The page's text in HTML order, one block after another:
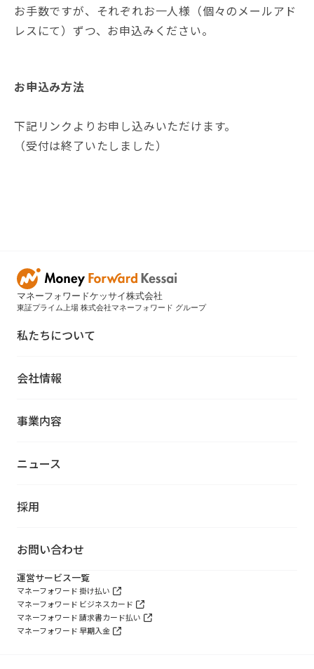
お手数ですが、それぞれお一人様（個々のメールアド
レスにて）ずつ、お申込みください。
お申込み方法
下記リンクよりお申し込みいただけます。
（受付は終了いたしました）
マネーフォワードケッサイ株式会社
東証プライム上場 株式会社マネーフォワード グループ
私たちについて
会社情報
事業内容
ニュース
採用
お問い合わせ
運営サービス一覧
マネーフォワード 掛け払い
マネーフォワード ビジネスカード
マネーフォワード 請求書カード払い
マネーフォワード 早期入金